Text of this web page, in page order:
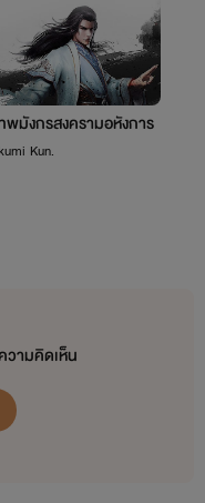
มว่าคำสั่ง ชุดคำสั่ง หรือ
เตอร์ เพื่อให้เครื่อง
ย่างหนึ่งอย่างใด ทั้งนี้
ในลักษณะใด
ม่ว่าด้วยวิธีใด ๆ เลียน
รือจากการโฆษณา ใน
ห้หมายความถึงคัดลอก
สื่อบันทึกใด ไม่ว่าด้วยวิธี
ม่มีลักษณะเป็นการจัด
พมังกรสงครามอหังการ
Kun.
วามคิดเห็น